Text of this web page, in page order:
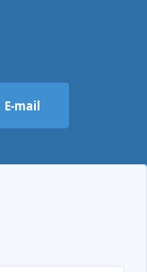
E-mail